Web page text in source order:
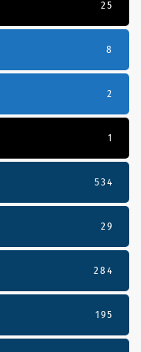
25
8
2
1
534
29
284
195